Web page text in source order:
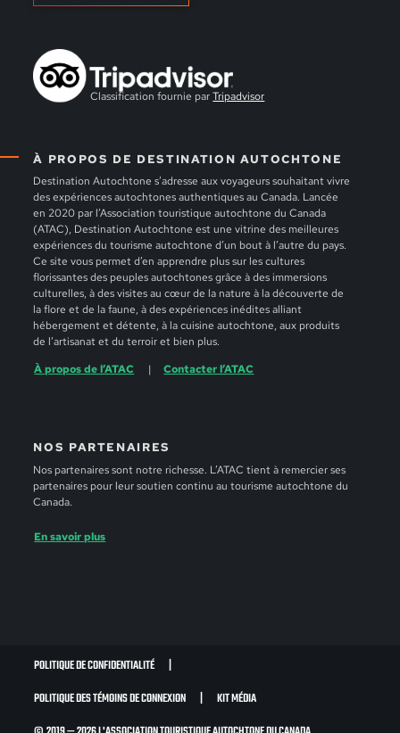
À PROPOS DE DESTINATION AUTOCHTONE
Destination Autochtone s’adresse aux voyageurs souhaitant vivre
des expériences autochtones authentiques au Canada. Lancée
en 2020 par l’Association touristique autochtone du Canada
(ATAC), Destination Autochtone est une vitrine des meilleures
expériences du tourisme autochtone d’un bout à l’autre du pays.
Ce site vous permet d’en apprendre plus sur les cultures
florissantes des peuples autochtones grâce à des immersions
culturelles, à des visites au cœur de la nature à la découverte de
la flore et de la faune, à des expériences inédites alliant
hébergement et détente, à la cuisine autochtone, aux produits
de l’artisanat et du terroir et bien plus.
À propos de l’ATAC
Contacter l’ATAC
NOS PARTENAIRES
Nos partenaires sont notre richesse. L’ATAC tient à remercier ses
partenaires pour leur soutien continu au tourisme autochtone du
Canada.
En savoir plus
Classification fournie parTripadvisor
POLITIQUE DE CONFIDENTIALITÉ
POLITIQUE DES TÉMOINS DE CONNEXION
KIT MÉDIA